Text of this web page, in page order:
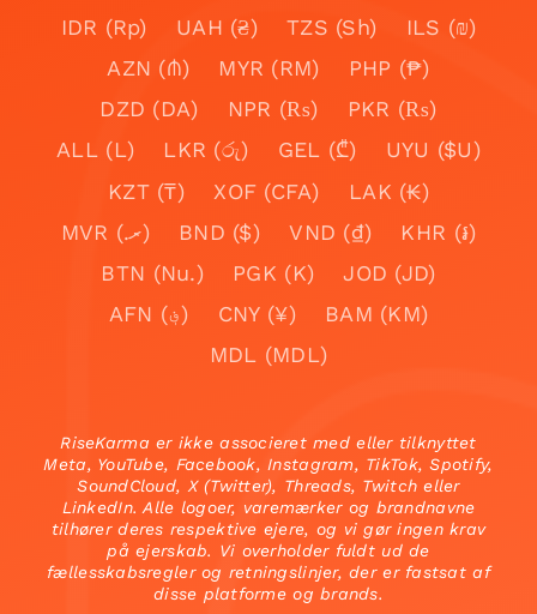
IDR (Rp)
UAH (₴) TZS (Sh)
ILS (₪)
AZN (₼)
MYR (RM)
PHP (₱)
DZD (DA)
NPR (₨)
PKR (₨)
ALL (L)
LKR (රු) GEL (₾)
UYU ($U)
KZT (₸)
XOF (CFA)
LAK (₭)
MVR (.ރ)
BND ($) VND (₫)
KHR (៛)
BTN (Nu.)
PGK (K)
JOD (JD)
AFN (؋)
CNY (¥)
BAM (KM)
MDL (MDL)
RiseKarma er ikke associeret med eller tilknyttet
Meta, YouTube, Facebook, Instagram, TikTok, Spotify,
SoundCloud, X (Twitter), Threads, Twitch eller
LinkedIn. Alle logoer, varemærker og brandnavne
tilhører deres respektive ejere, og vi gør ingen krav
på ejerskab. Vi overholder fuldt ud de
fællesskabsregler og retningslinjer, der er fastsat af
disse platforme og brands.